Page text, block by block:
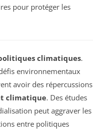
pour protéger les
climatiques.
environnementaux
avoir des répercussions
climatique. Des études
peut aggraver les
entre politiques